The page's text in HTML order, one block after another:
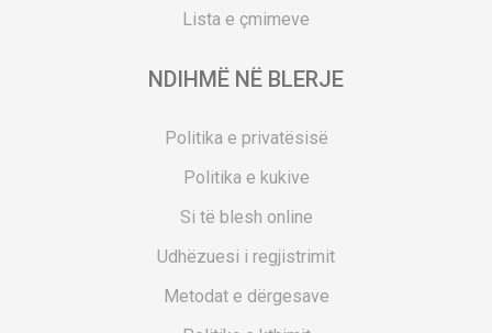
Lista e çmimeve
NDIHMË NË BLERJE
Politika e privatësisë
Politika e kukive
Si të blesh online
Udhëzuesi i regjistrimit
Metodat e dërgesave